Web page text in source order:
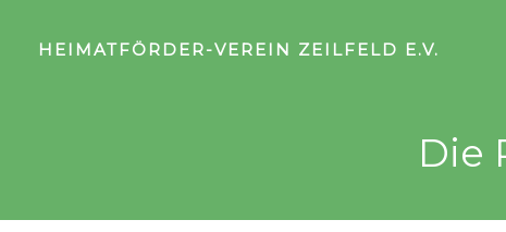
HEIMATFÖRDER-VEREIN ZEILFELD E.V.
Die